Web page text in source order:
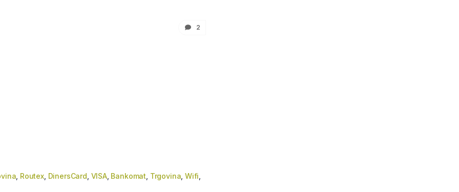
2
Routex, DinersCard VISA, Bankomat Trgovina ,Wifi